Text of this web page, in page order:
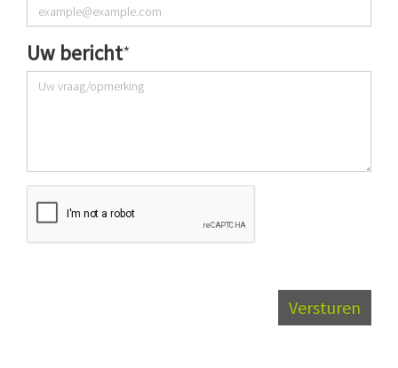
Uw bericht*
Versturen